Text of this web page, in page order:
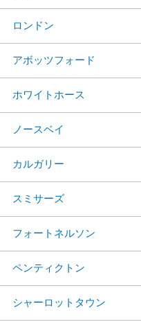
ロンドン
アボッツフォード
ホワイトホース
ノースベイ
カルガリー
スミサーズ
フォートネルソン
ペンティクトン
シャーロットタウン